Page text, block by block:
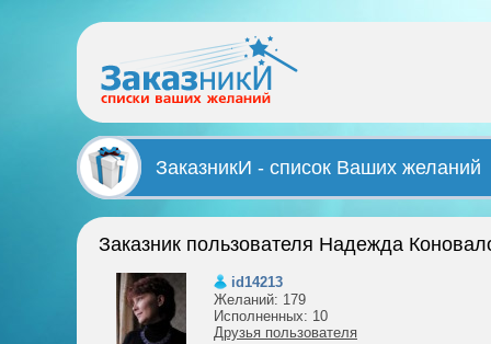
ЗаказникИ - список Ваших желаний
Заказник пользователя Надежда
id14213
Желаний: 179
Исполненных: 10
Друзья пользователя